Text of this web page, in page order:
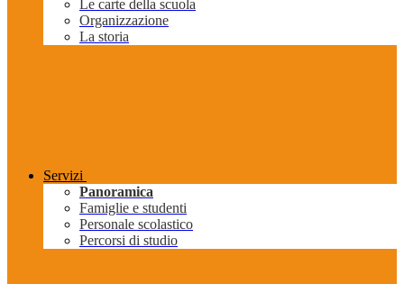
Le carte della scuola
Organizzazione
La storia
Servizi
Panoramica
Famiglie e studenti
Personale scolastico
Percorsi di studio